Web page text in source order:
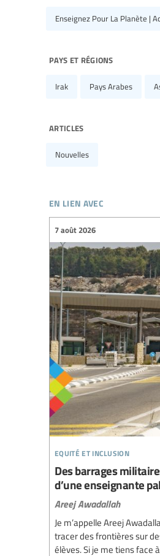
Enseignez Pour La Planète |
pays et régions
Irak Pays Arabes
articles
Nouvelles
en lien avec
equité et inclusion
7 août 2026
Des barrages
d’une enseignante
Areej Awadallah
Je m’appelle Areej
tracer des frontières sur
élèves. Si je me tiens face